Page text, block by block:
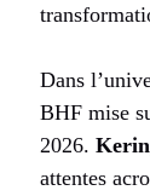
Dans
BHF mise
2026.
attentes